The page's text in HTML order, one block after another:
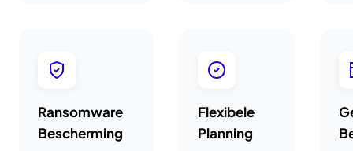
Ransomware
Bescherming
Flexibele
Planning